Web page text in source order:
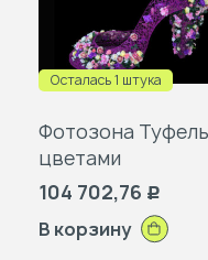
Осталась 1 штука
Фотозона
цветами
104 702,76 Р
В корзину